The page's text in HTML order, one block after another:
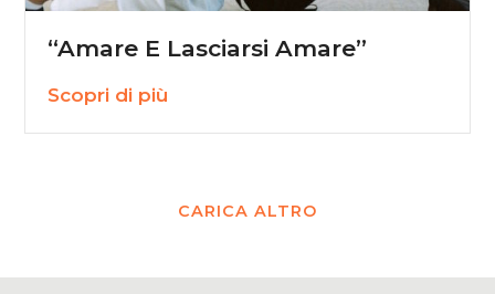
“Amare E Lasciarsi Amare”
Scopri di più
CARICA ALTRO